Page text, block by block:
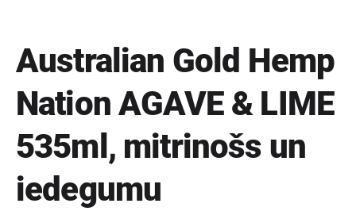
Australian Gold Hemp
Nation AGAVE & LIME
535ml, mitrinošs un
iedegumu